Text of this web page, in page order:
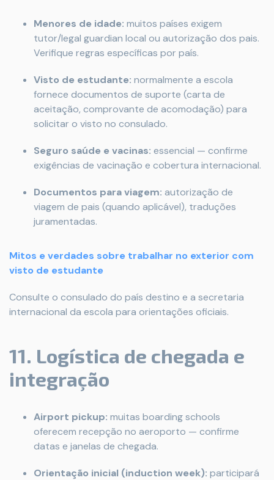
Menores de idade: muitos países exigem
tutor/legal guardian local ou autorização dos pais.
Verifique regras específicas por país.
Visto de estudante: normalmente a escola
fornece documentos de suporte (carta de
aceitação, comprovante de acomodação) para
solicitar o visto no consulado.
Seguro saúde e vacinas: essencial — confirme
exigências de vacinação e cobertura internacional.
Documentos para viagem: autorização de
viagem de pais (quando aplicável), traduções
juramentadas.
Mitos e verdades sobre trabalhar no exterior com
visto de estudante
Consulte o consulado do país destino e a secretaria
internacional da escola para orientações oficiais.
11. Logística de chegada e
integração
Airport pickup: muitas boarding schools
oferecem recepção no aeroporto — confirme
datas e janelas de chegada.
Orientação inicial (induction week): participará